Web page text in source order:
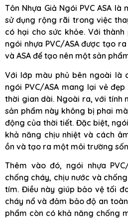
Tôn Nhựa Giả Ngói PVC ASA
sử dụng rộng rãi trong việc
có hại cho sức khỏe. Với thành
ngói nhựa PVC/ASA được tạo
và ASA để tạo nên một sản
Với lớp màu phủ bên ngoài là
ngói PVC/ASA mang lại vẻ
thời gian dài. Ngoài ra, với tính
sản phẩm này không bị phai
động của thời tiết. Đặc biệt,
khả năng chịu nhiệt và cách
ồn và tạo ra một môi trường
Thêm vào đó, ngói nhựa
chống cháy, chịu nước và
tím. Điều này giúp bảo vệ tối
cháy nổ và đảm bảo độ an
phẩm còn có khả năng chống